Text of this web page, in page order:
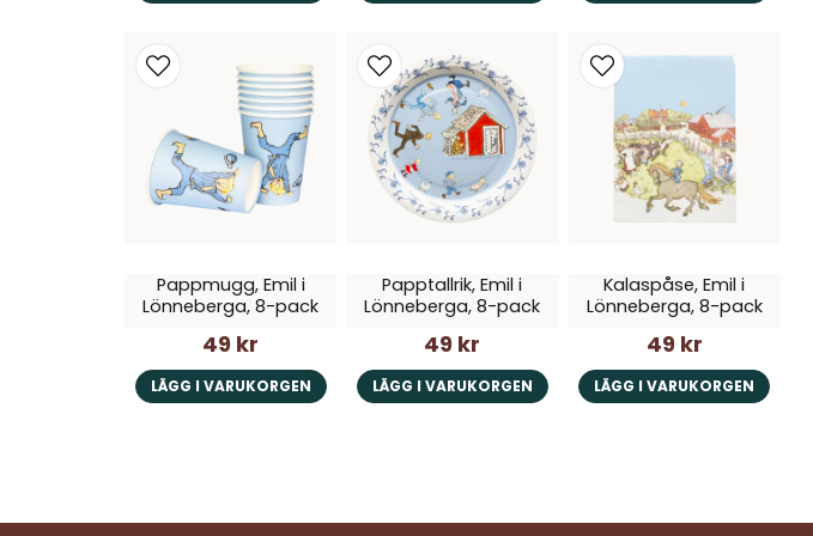
Pappmugg, Emil i
Lönneberga, 8-pack
49 kr
LÄGG I VARUKORGEN
Papptallrik, Emil i
Lönneberga, 8-pack
49 kr
LÄGG I VARUKORGEN
Kalaspåse, Emil i
Lönneberga, 8-pack
49 kr
LÄGG I VARUKORGEN